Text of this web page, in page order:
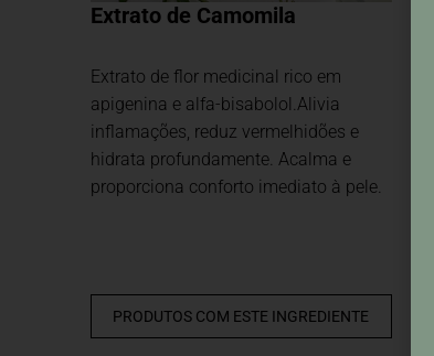
Extrato de Camomila
Extrato de flor medicinal rico em
apigenina e alfa-bisabolol.Alivia
inflamações, reduz vermelhidões e
hidrata profundamente. Acalma e
proporciona conforto imediato à pele.
PRODUTOS COM ESTE INGREDIENTE